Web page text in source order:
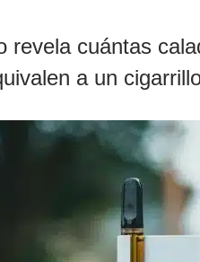
revela cuántas
a un